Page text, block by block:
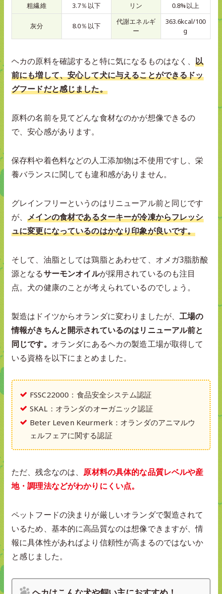
粗繊維
3.7％以下 リン 0.8%以上
灰分 8.0％以下
代謝エネルギ
ー
363.6kcal/100
g
ヘカの原料を確認すると特に気になるものはなく、以
前にも増して、安心して犬に与えることができるドッ
グフードだと感じました。
原料の名前を見てどんな食材なのかが想像できるの
で、安心感があります。
保存料や着色料などの人工添加物は不使用ですし、栄
養バランスに関しても違和感がありません。
グレインフリーというのはリニューアル前と同じです
が、メインの食材であるターキーが冷凍からフレッシ
ュに変更になっているのはかなり印象が良いです。
そして、油脂としては鶏脂とあわせて、オメガ3脂肪酸
源となるサーモンオイルが採用されているのも注目
点。犬の健康のことが考えられているのでしょう。
製造はドイツからオランダに変わりましたが、工場の
情報がきちんと開示されているのはリニューアル前と
同じです。 オランダにあるヘカの製造工場が取得して
いる資格を以下にまとめました。
FSSC22000：食品安全システム認証
SKAL：オランダのオーガニック認証
Beter Leven Keurmerk：オランダのアニマルウ
ェルフェアに関する認証
ただ、残念なのは、 原材料の具体的な品質レベルや産
地・調理法などがわかりにくい点。
ペットフードの決まりが厳しいオランダで製造されて
いるため、基本的に高品質なのは想像できますが、情
報に具体性があればより信頼性が高まるのではないか
と感じました。